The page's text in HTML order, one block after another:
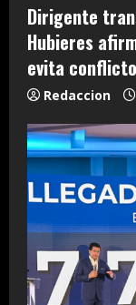
Dirigente
Hubieres
evita
Redaccion